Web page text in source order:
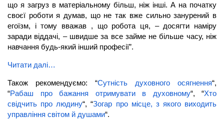
що я загруз в матеріальному більш, ніж інші. А на початку
своєї роботи я думав, що не так вже сильно занурений в
егоїзм, і тому вважав , що робота ця, – досягти наміру
заради віддачі, – швидше за все займе не більше часу, ніж
навчання будь-який інший професії”.
Читати далі…
Також рекомендуємо: “Сутність духовного осягнення“,
“Рабаш про бажання отримувати в духовному“, “Хто
свідчить про людину“, “Зогар про місце, з якого виходить
управління світом й душами“.